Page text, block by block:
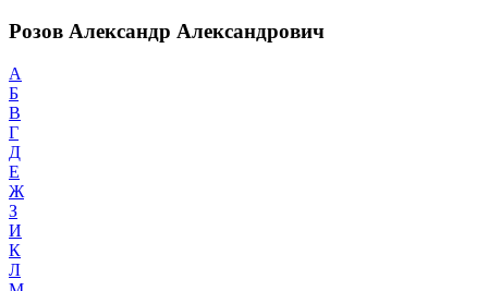
Розов Александр Александрович
А
Б
В
Г
Д
Е
Ж
З
И
К
Л